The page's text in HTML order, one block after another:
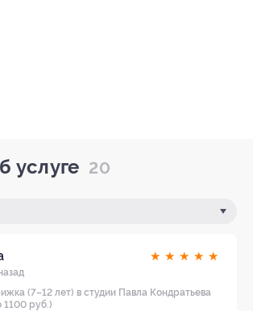
услуге 20
★ ★ ★ ★ ★
(7–12 лет) в студии Павла Кондратьева
1100 руб.)